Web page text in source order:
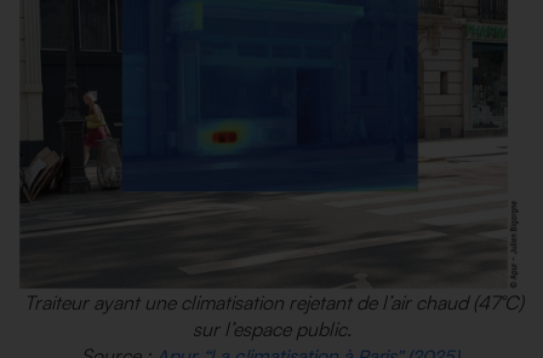
Traiteur ayant une climatisation rejetant de l’air chaud (47°C)
sur l’espace public.